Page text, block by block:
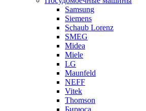
Samsung
Siemens
Schaub Lorenz
SMEG
Midea
Miele
LG
Maunfeld
NEFF
Vitek
Thomson